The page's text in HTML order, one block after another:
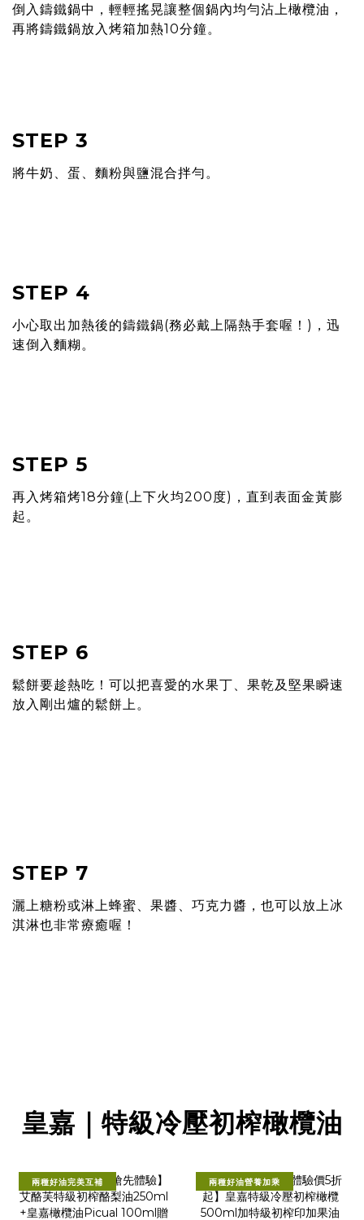
倒入鑄鐵鍋中，輕輕搖晃讓整個鍋內均勻沾上橄欖油，
再將鑄鐵鍋放入烤箱加熱10分鐘。
STEP 3
將⽜奶、蛋、麵粉與鹽混合拌勻。
STEP 4
⼩⼼取出加熱後的鑄鐵鍋(務必戴上隔熱⼿套喔！)，迅
速倒入麵糊。
STEP 5
再入烤箱烤18分鐘(上下火均200度)，直到表⾯⾦黃膨
起。
STEP 6
鬆餅要趁熱吃！可以把喜愛的⽔果丁、果乾及堅果瞬速
放入剛出爐的鬆餅上。
STEP 7
灑上糖粉或淋上蜂蜜、果醬、巧克⼒醬，也可以放上冰
淇淋也非常療癒喔！
皇嘉｜特級冷壓初榨橄欖油
兩種好油完美互補 兩種好油營養加乘